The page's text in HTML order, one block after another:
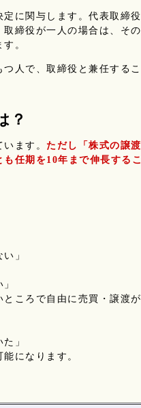
に関与します。代表取締役
締役が一人の場合は、その
。
人で、取締役と兼任するこ
？
ます。 ただし「株式の譲渡
任期を10年まで伸長するこ
」
ころで自由に売買・譲渡が
」
になります。